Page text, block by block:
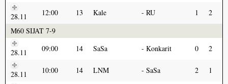
28.11 12:00 13 Kale RU 1
2
M60 SIJAT 7-9
28.11 09:00 14 SaSa Konkarit 0 2
28.11 10:00 14 LNM SaSa 2 1